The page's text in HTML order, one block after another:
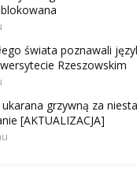
świata poznawali
Rzeszowskim
ukarana grzywną za
[AKTUALIZACJA]